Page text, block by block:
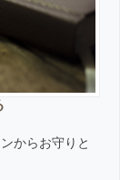
からお守りと